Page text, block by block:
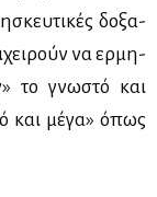
δο­ξα­
να ερ­μη­
το γνω­στό και
και μέ­γα» όπως